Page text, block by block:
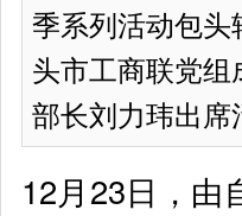
季系列活动包
头市工商联党
部长刘力玮出席
12月23日，由